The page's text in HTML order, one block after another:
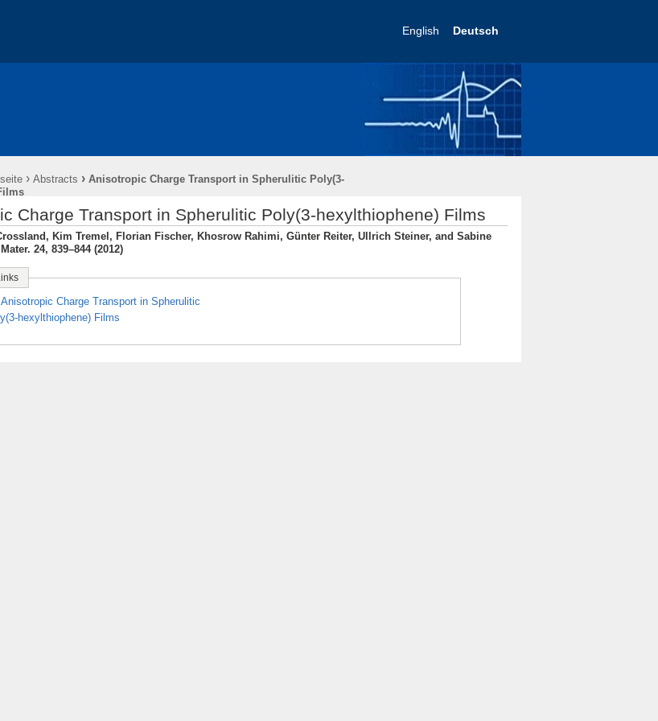
English Deutsch
› Abstracts › Anisotropic Charge Transport in Spherulitic Poly(3-
Charge Transport in Spherulitic Poly(3-hexylthiophene) Films
Kim Tremel, Florian Fischer, Khosrow Rahimi, Günter Reiter, Ullrich Steiner, and Sabine
24, 839–844 (2012)
Anisotropic Charge Transport in Spherulitic
hexylthiophene) Films